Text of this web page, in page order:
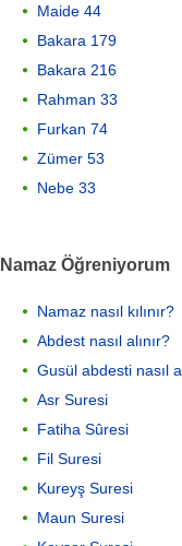
Maide 44
Bakara 179
Bakara 216
Rahman 33
Furkan 74
Zümer 53
Nebe 33
Namaz Öğreniyorum
Namaz nasıl kılınır?
Abdest nasıl alınır?
Gusül abdesti nasıl
Asr Suresi
Fatiha Sûresi
Fil Suresi
Kureyş Suresi
Maun Suresi